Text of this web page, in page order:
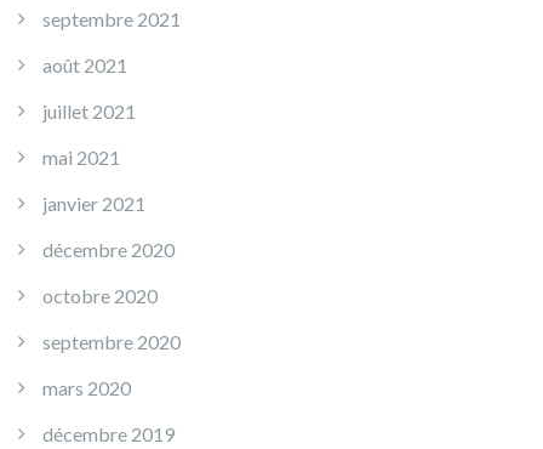
septembre 2021
août 2021
juillet 2021
mai 2021
janvier 2021
décembre 2020
octobre 2020
septembre 2020
mars 2020
décembre 2019